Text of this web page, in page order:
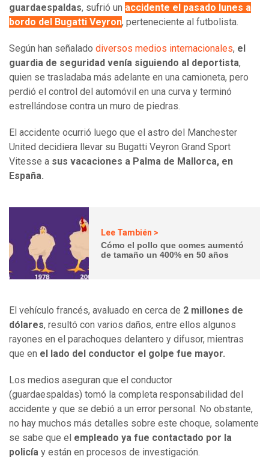
guardaespaldas, sufrió un accidente el pasado lunes a
bordo del Bugatti Veyron, perteneciente al futbolista.
Según han señalado diversos medios internacionales, el
guardia de seguridad venía siguiendo al deportista,
quien se trasladaba más adelante en una camioneta, pero
perdió el control del automóvil en una curva y terminó
estrellándose contra un muro de piedras.
El accidente ocurrió luego que el astro del Manchester
United decidiera llevar su Bugatti Veyron Grand Sport
Vitesse a sus vacaciones a Palma de Mallorca, en
España.
Lee También >
Cómo el pollo que comes aumentó
de tamaño un 400% en 50 años
El vehículo francés, avaluado en cerca de 2 millones de
dólares, resultó con varios daños, entre ellos algunos
rayones en el parachoques delantero y difusor, mientras
que en el lado del conductor el golpe fue mayor.
Los medios aseguran que el conductor
(guardaespaldas) tomó la completa responsabilidad del
accidente y que se debió a un error personal. No obstante,
no hay muchos más detalles sobre este choque, solamente
se sabe que el empleado ya fue contactado por la
policía y están en procesos de investigación.